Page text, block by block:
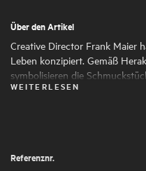
Über den Artikel
Creative Director Frank Maier
Leben konzipiert. Gemäß
symbolisieren die
den ständigen Wandel des
des Lebens, die es wert sind,
WEITERLESEN
Referenznr.